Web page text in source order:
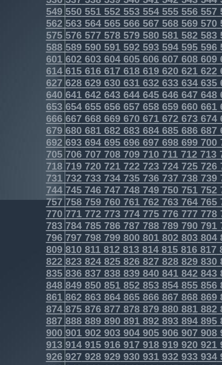
549550551552553554555556557
562563564565566567568569570
575576577578579580581582583
588589590591592593594595596
601602603604605606607608609
614615616617618619620621622
627628629630631632633634635
640641642643644645646647648
653654655656657658659660661
666667668669670671672673674
679680681682683684685686687
692693694695696697698699700
705706707708709710711712713
718719720721722723724725726
731732733734735736737738739
744745746747748749750751752
757758759760761762763764765
770771772773774775776777778
783784785786787788789790791
796797798799800801802803804
809810811812813814815816817
822823824825826827828829830
835836837838839840841842843
848849850851852853854855856
861862863864865866867868869
874875876877878879880881882
887888889890891892893894895
900901902903904905906907908
913914915916917918919920921
926927928929930931932933934